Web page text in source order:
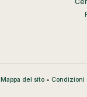
Mappa del sito• Condizioni